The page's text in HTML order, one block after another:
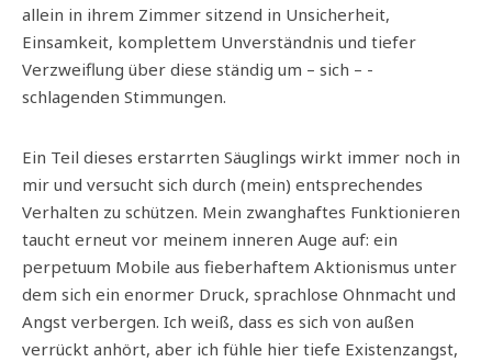
allein in ihrem Zimmer sitzend in Unsicherheit,
Einsamkeit, komplettem Unverständnis und tiefer
Verzweiflung über diese ständig um – sich – -
schlagenden Stimmungen.
Ein Teil dieses erstarrten Säuglings wirkt immer noch in
mir und versucht sich durch (mein) entsprechendes
Verhalten zu schützen. Mein zwanghaftes Funktionieren
taucht erneut vor meinem inneren Auge auf: ein
perpetuum Mobile aus fieberhaftem Aktionismus unter
dem sich ein enormer Druck, sprachlose Ohnmacht und
Angst verbergen. Ich weiß, dass es sich von außen
verrückt anhört, aber ich fühle hier tiefe Existenzangst,